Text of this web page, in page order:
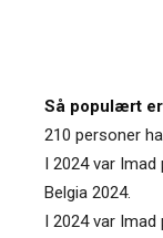
Så populært er
210 personer
I 2024 var Imad
Belgia 2024.
I 2024 var Imad